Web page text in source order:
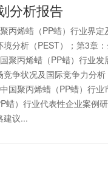
分析报告
丙烯蜡（PP蜡）行业界
境分析（PEST）；第3章
聚丙烯蜡（PP蜡）行业
竞争状况及国际竞争力分
国聚丙烯蜡（PP蜡）行
蜡）行业代表性企业案例
建议...